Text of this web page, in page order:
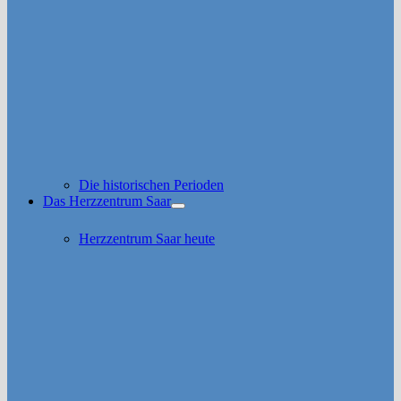
Die historischen Perioden
Das Herzzentrum Saar
Untermenü
Herzzentrum Saar heute